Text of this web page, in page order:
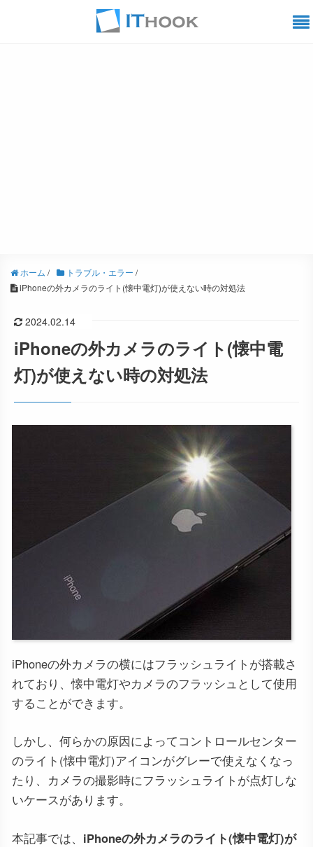
ホーム / トラブル・エラー /
iPhoneの外カメラのライト(懐中電灯)が使えない時の対処法
2024.02.14
iPhoneの外カメラのライト(懐中電
灯)が使えない時の対処法
iPhoneの外カメラの横にはフラッシュライトが搭載さ
れており、懐中電灯やカメラのフラッシュとして使用
することができます。
しかし、何らかの原因によってコントロールセンター
のライト(懐中電灯)アイコンがグレーで使えなくなっ
たり、カメラの撮影時にフラッシュライトが点灯しな
いケースがあります。
本記事では、 iPhoneの外カメラのライト(懐中電灯)が